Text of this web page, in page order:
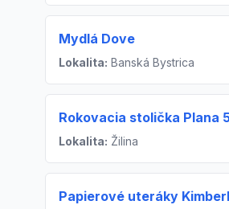
Mydlá Dove
Lokalita: Banská Bystrica
Rokovacia stolička Plana
Lokalita: Žilina
Papierové uteráky